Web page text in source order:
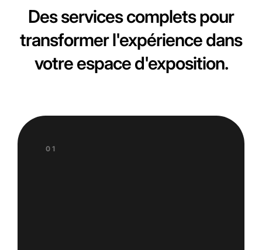
Des services complets pour
transformer l'expérience dans
votre espace d'exposition.
01